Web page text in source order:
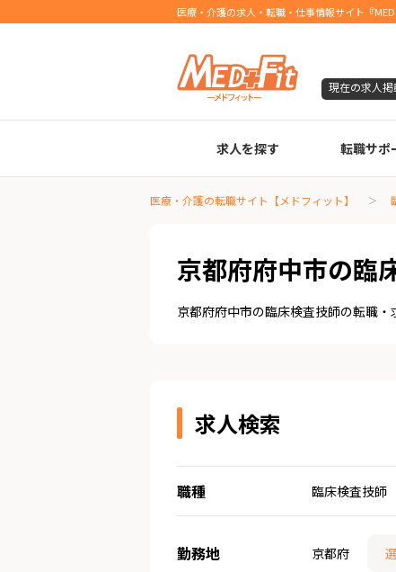
医療・介護の求人・転職・仕事情報サイト『
現在の求人掲
求人を探す
臨床検査技師
診療放射線技師
臨床工学技士
医療事務
調剤薬局事務
理学療法士
作業療法士
言語聴覚士
機能訓練指導員
視能訓練士
看護師
薬剤師
転職サポ
医療・介護の転職サイト【メドフィット】
京都府府中市の臨
京都府府中市の臨床検査技師の転職
求人検索
職種 臨床検査技師
勤務地 京都府